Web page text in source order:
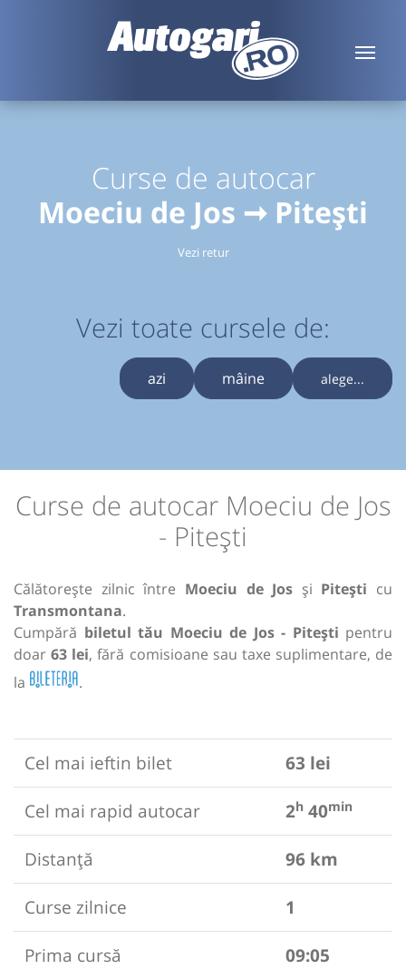
Curse de autocar
Moeciu de Jos ➞ Pitești
Vezi retur
Vezi toate cursele de:
azi mâine alege...
Curse de autocar Moeciu de Jos
- Pitești
Călătorește zilnic între Moeciu de Jos și Pitești cu
Transmontana.
Cumpără biletul tău Moeciu de Jos - Pitești pentru
doar63 lei, fără comisioane sau taxe suplimentare, de
la
.
Cel mai ieftin bilet
63 lei
Cel mai rapid autocar
2h 40min
Distanță
96 km
Curse zilnice
1
Prima cursă
09:05